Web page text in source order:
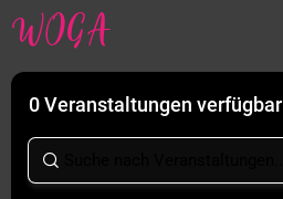
WOGA
0 Veranstaltungen verfügbar